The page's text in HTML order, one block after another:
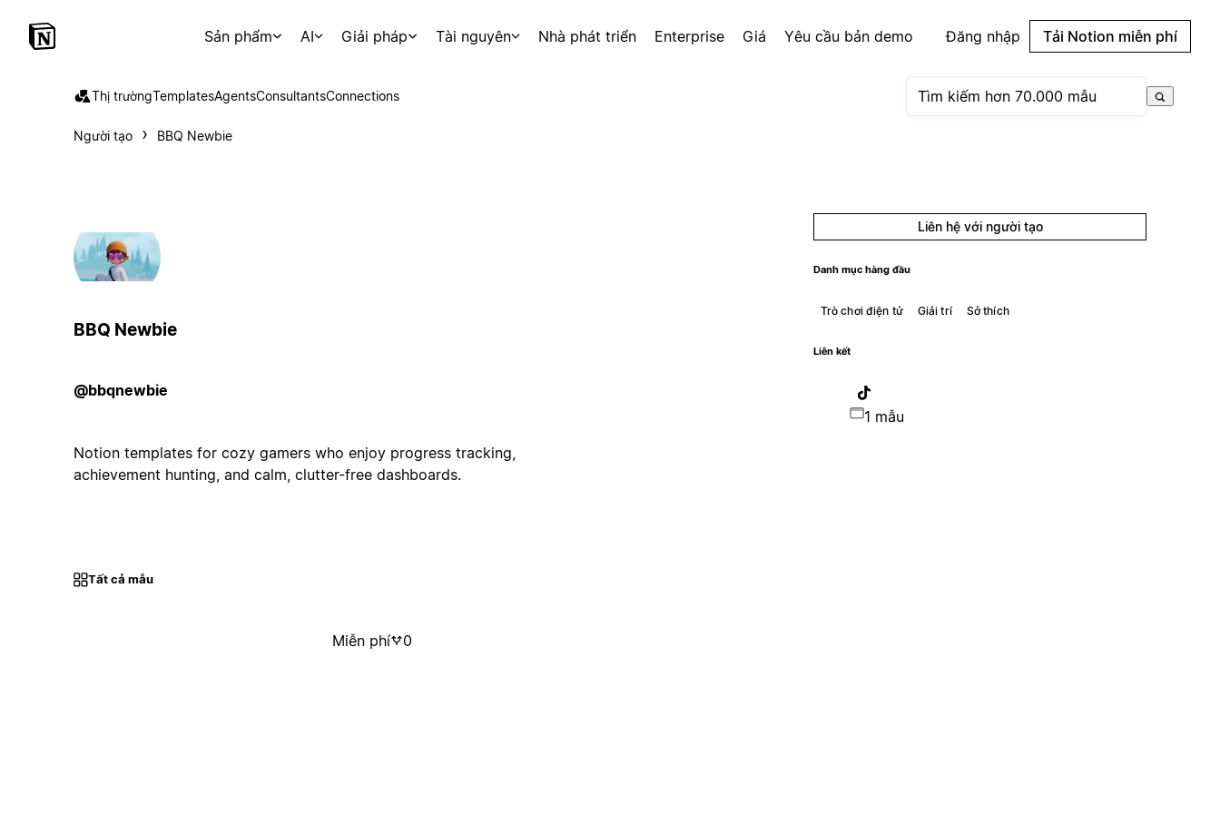
Sản phẩm AI Giải pháp Tài nguyên Nhà phát triển Enterprise Giá Yêu cầu bản demo Đăng nhập Tải Notion miễn phí
Thị trườngTemplatesAgentsConsultantsConnections
Người tạo BBQ Newbie
BBQ Newbie
@bbqnewbie
Notion templates for cozy gamers who enjoy progress tracking,
achievement hunting, and calm, clutter-free dashboards.
Liên hệ với người tạo
Danh mục hàng đầu
Trò chơi điện tử Giải trí Sở thích
Liên kết
1 mẫu
Tất cả mẫu
Miễn phí 0